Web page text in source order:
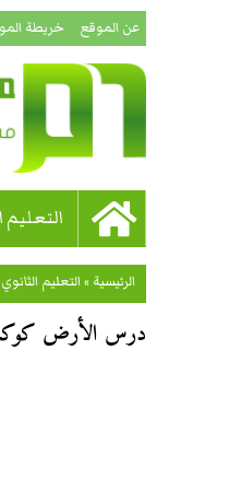
عن الموقع خريطة
التعليم
الرئيسية »التعليم
درس الأرض كوكب